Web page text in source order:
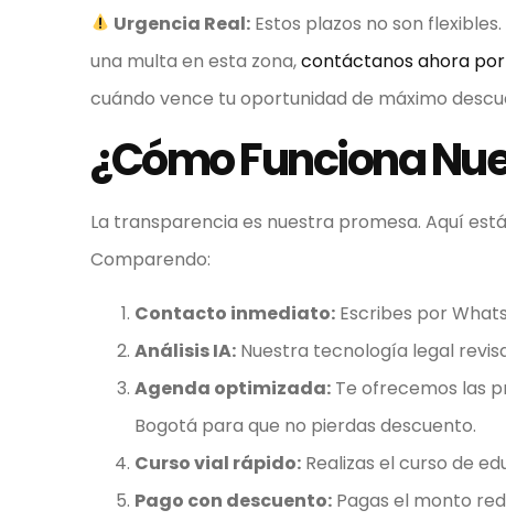
Urgencia Real: Estos plazos no son
una multa en esta zona,contáctanos ahora
cuándo vence tu oportunidad de máximo
¿Cómo Funciona
La transparencia es nuestra promesa. Aquí
Comparendo:
Contacto inmediato: Escribes por
Análisis IA: Nuestra tecnología legal
Agenda optimizada: Te ofrecemos las
Bogotá para que no pierdas descuento.
Curso vial rápido: Realizas el curso de
Pago con descuento: Pagas el monto